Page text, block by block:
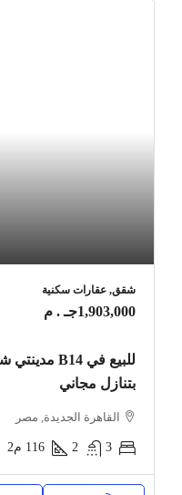
شقق, عقارات سكنية
1,903,000جـ . م
بتنازل مجاني
القاهرة الجديدة, مصر
3
2
116 م2